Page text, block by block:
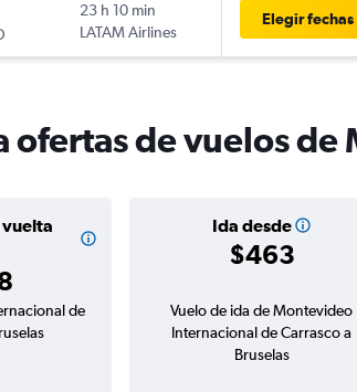
23 h 10 min
LATAM Airlines
Elegir fechas
ofertas de vuelos de
vuelta
Ida desde
$463
de
Vuelo de ida de Montevideo
Internacional de Carrasco a
Bruselas